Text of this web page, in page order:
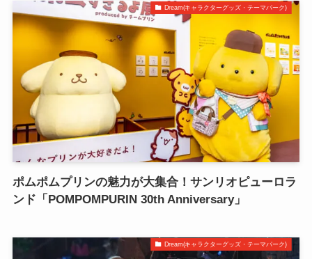
Dream(キャラクターグッズ・テーマパーク)
ポムポムプリンの魅力が大集合！サンリオピューロラ
ンド「POMPOMPURIN 30th Anniversary」
Dream(キャラクターグッズ・テーマパーク)